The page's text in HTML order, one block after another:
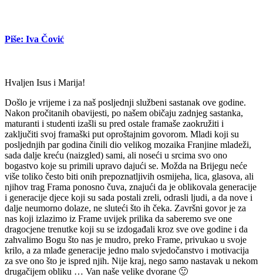
Piše: Iva Čović
Hvaljen Isus i Marija!
Došlo je vrijeme i za naš posljednji službeni sastanak ove godine.
Nakon pročitanih obavijesti, po našem običaju zadnjeg sastanka,
maturanti i studenti izašli su pred ostale framaše zaokružiti i
zaključiti svoj framaški put oproštajnim govorom. Mladi koji su
posljednjih par godina činili dio velikog mozaika Franjine mladeži,
sada dalje kreću (naizgled) sami, ali noseći u srcima svo ono
bogastvo koje su primili upravo dajući se. Možda na Brijegu neće
više toliko često biti onih prepoznatljivih osmijeha, lica, glasova, ali
njihov trag Frama ponosno čuva, znajući da je oblikovala generacije
i generacije djece koji su sada postali zreli, odrasli ljudi, a da nove i
dalje neumorno dolaze, ne sluteći što ih čeka. Završni govor je za
nas koji izlazimo iz Frame uvijek prilika da saberemo sve one
dragocjene trenutke koji su se izdogađali kroz sve ove godine i da
zahvalimo Bogu što nas je mudro, preko Frame, privukao u svoje
krilo, a za mlađe generacije jedno malo svjedočanstvo i motivacija
za sve ono što je ispred njih. Nije kraj, nego samo nastavak u nekom
drugačijem obliku … Van naše velike dvorane 🙂